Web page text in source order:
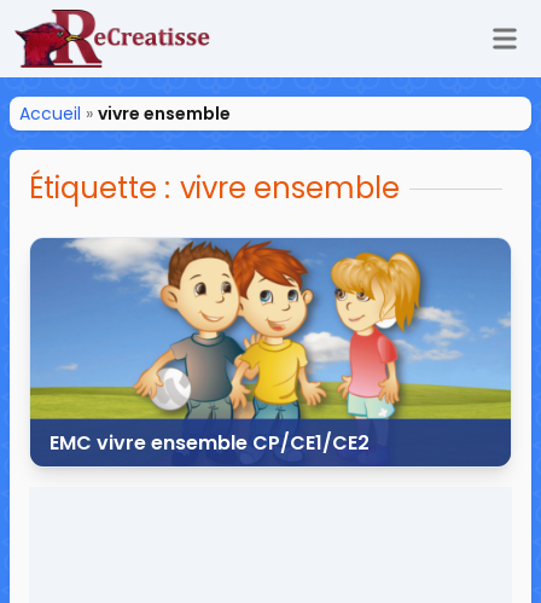
ReCreatisse
Accueil » vivre ensemble
Étiquette : vivre ensemble
EMC vivre ensemble CP/CE1/CE2